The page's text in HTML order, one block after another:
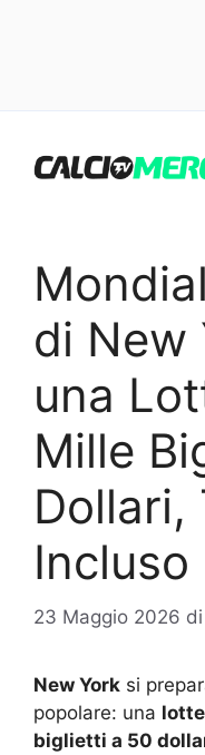
contenuto
di New
una
Mille
Dollari,
Incluso
23 Maggio 2026 di
New York si
popolare: una
biglietti a 50